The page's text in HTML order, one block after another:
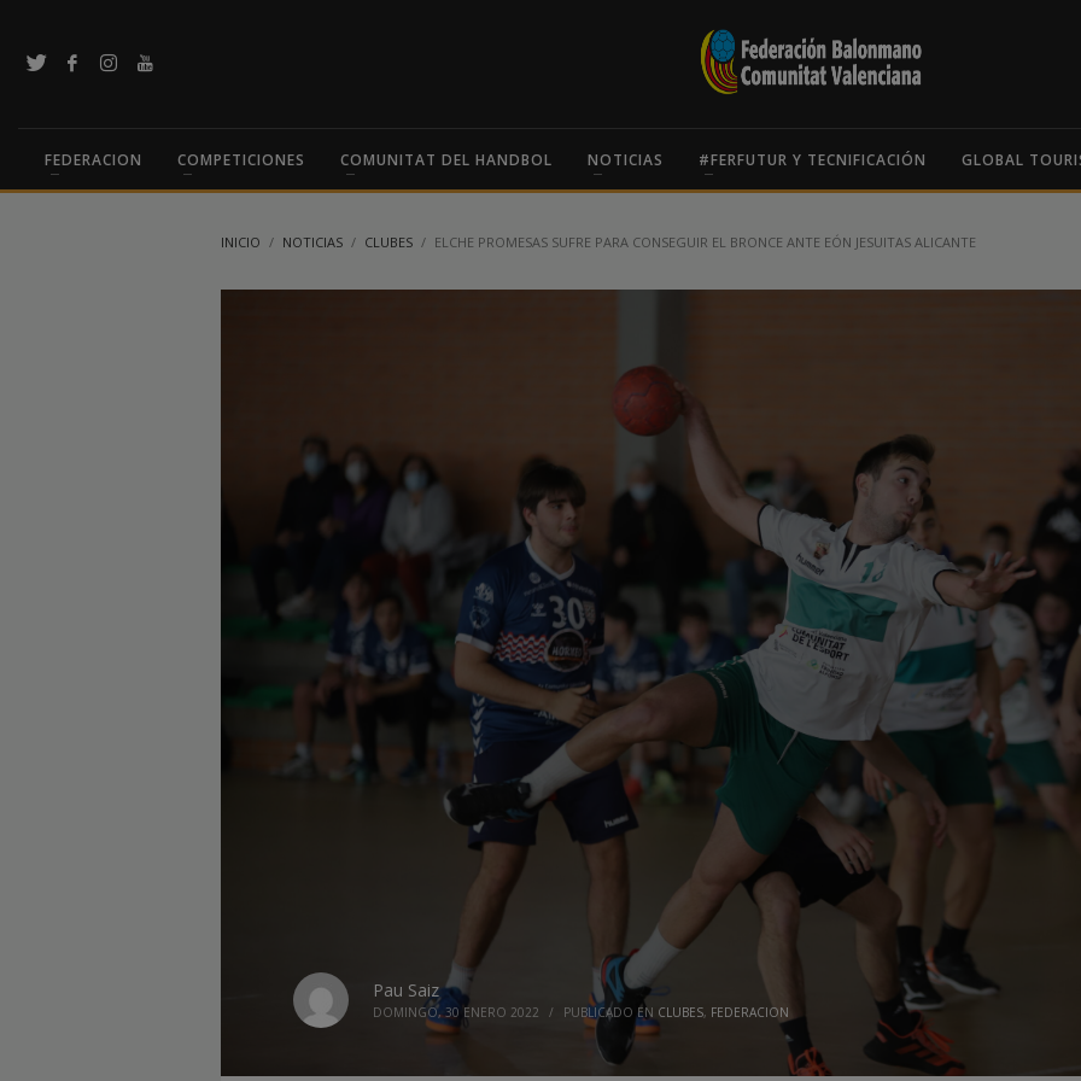
FEDERACION COMPETICIONES COMUNITAT DEL HANDBOL NOTICIAS #FERFUTUR Y TECNIFICACIÓN GLOBAL
INICIO NOTICIAS CLUBES ELCHE PROMESAS SUFRE PARA CONSEGUIR EL BRONCE ANTE EÓN JESUITAS ALICANTE
Pau Saiz
DOMINGO, 30 ENERO 2022 / PUBLICADO EN CLUBES, FEDERACION